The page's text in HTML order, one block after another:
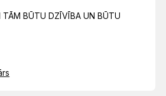
TĀM BŪTU DZĪVĪBA UN BŪTU